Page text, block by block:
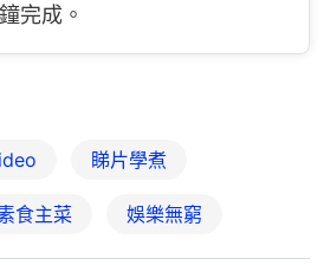
完成。
睇片學煮
食主菜 娛樂無窮